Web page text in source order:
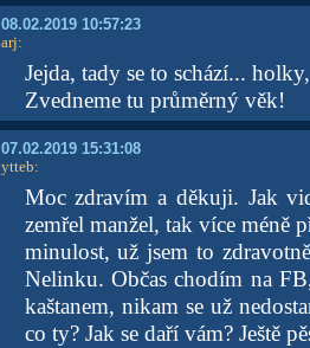
08.02.2019 10:57:23
arj:
Jejda, tady se to schází...
Zvedneme tu průměrný věk!
07.02.2019 15:31:08
ytteb:
Moc zdravím a děkuji. Jak
zemřel manžel, tak více méně
minulost, už jsem to
Nelinku. Občas chodím na
kaštanem, nikam se už
co ty? Jak se daří vám? Ještě